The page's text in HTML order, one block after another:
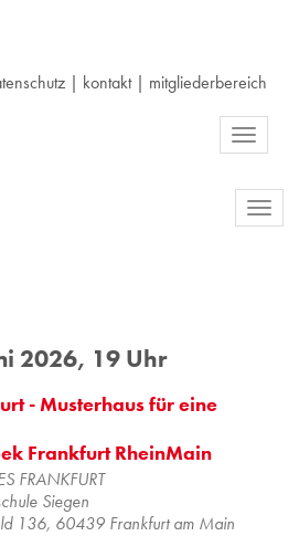
| kontakt| mitgliederbereich
Toggle
2026, 19 Uhr
- Musterhaus für eine
Frankfurt RheinMain
FRANKFURT
Siegen
136, 60439 Frankfurt am Main